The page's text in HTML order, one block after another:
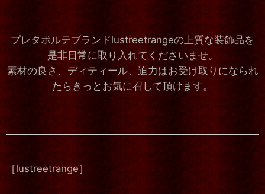
プレタポルテブランドlustreetrangeの上質な装飾品を
是非日常に取り入れてくださいませ。
素材の良さ、ディティール、迫力はお受け取りになられ
たらきっとお気に召して頂けます。
［lustreetrange］